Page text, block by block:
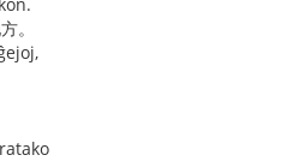
。